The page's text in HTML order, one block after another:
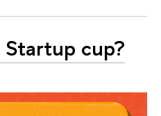
Startup cup?